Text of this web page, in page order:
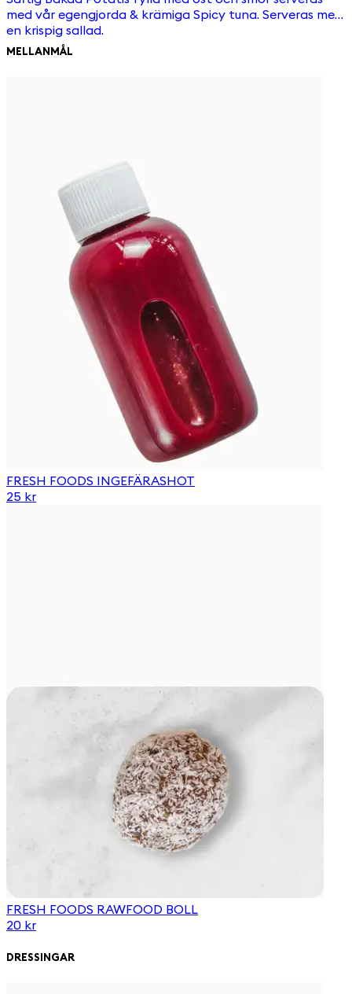
med vår egengjorda & krämiga Spicy tuna. Serveras med
en krispig sallad.
MELLANMÅL
FRESH FOODS INGEFÄRASHOT
25 kr
FRESH FOODS RAWFOOD BOLL
20 kr
DRESSINGAR